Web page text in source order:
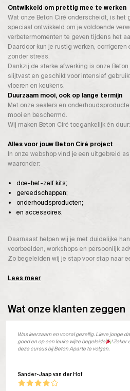
Ontwikkeld om prettig mee te werken
Wat onze Beton Ciré onderscheidt, is het
speciaal ontwikkeld om je voldoende
verbetermomenten te geven tijdens het
Daardoor kun je rustig werken, corrigeren
zonder stress.
Dankzij de sterke afwerking is onze
slijtvast en geschikt voor intensief
vloeren en keukens.
Duurzaam mooi, ook op lange termijn
Met onze sealers en
mooi en beschermd.
Wij maken Beton Ciré toegankelijk én
Alles voor jouw Beton Ciré project
In onze webshop vind je een uitgebreid
waaronder:
doe-het-zelf kits;
gereedschappen;
onderhoudsproducten;
en accessoires.
Daarnaast helpen wij je met duidelijke
voorbeelden, workshops en persoonlijk
Zo begeleiden wij je stap voor stap naar
Lees meer
Wat onze klanten zeggen
Sander-Jaap van der Hof
Was leerzaam en vooral gezellig. Lieve jonge
goed en op een leuke wijze begeleide
! Zeker
deze cursus bij Beton Aparte te volgen.